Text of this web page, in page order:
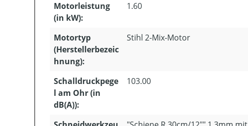
Motorleistung
(in kW):
1.60
Motortyp
(Herstellerbezeic
hnung):
Stihl 2-Mix-Motor
Schalldruckpege
l am Ohr (in
dB(A)):
103.00